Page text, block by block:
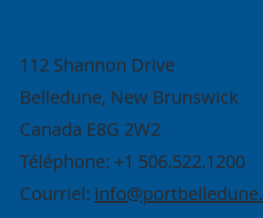
112 Shannon Drive
Belledune, New Brunswick
Canada E8G 2W2
Téléphone: +1 506.522.1200
Courriel: info@portbelledune.